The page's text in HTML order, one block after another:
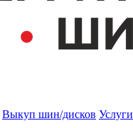
Выкуп шин/дисков Услуги